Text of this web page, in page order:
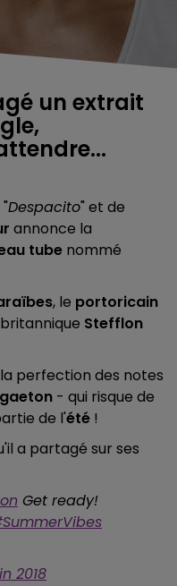
un extrait
Despacito" et de
annonce la
tube nommé
, le portoricain
britannique Stefflon
perfection des notes
- qui risque de
de l'été !
a partagé sur ses
Get ready!
2018